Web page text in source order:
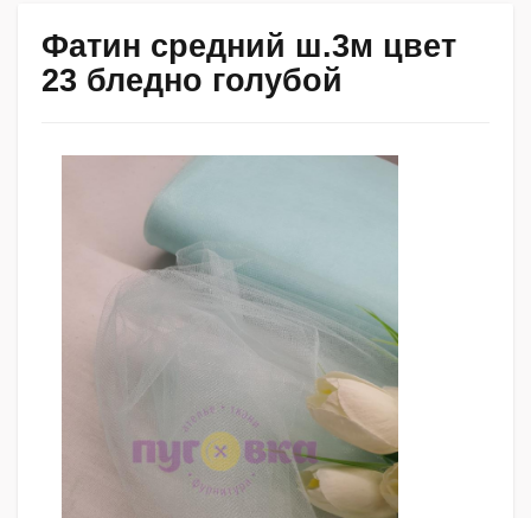
Фатин средний ш.3м цвет
23 бледно голубой